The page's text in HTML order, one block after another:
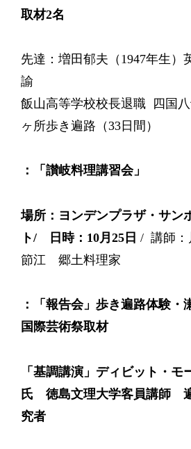
取材2名
先達：増田郁夫（1947年生）
諭
飯山高等学校校長退職 四国
ヶ所歩き遍路（33日間）
：「讃岐料理講習会」
場所：ヨンデンプラザ・サン
ト/ 日時：10月25日/ 講師：
節江 郷土料理家
： 「報告会」歩き遍路体験・
国際芸術祭取材
「基調講演」 ディビット・モ
氏 徳島文理大学客員講師
究者